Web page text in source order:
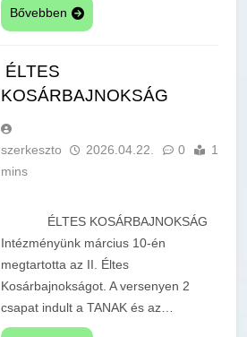
Bővebben
ÉLTES
KOSÁRBAJNOKSÁG
szerkeszto 2026.04.22. 0
1
mins
ÉLTES KOSÁRBAJNOKSÁG
Intézményünk március 10-én
megtartotta az II. Éltes
Kosárbajnokságot. A versenyen 2
csapat indult a TANAK és az…